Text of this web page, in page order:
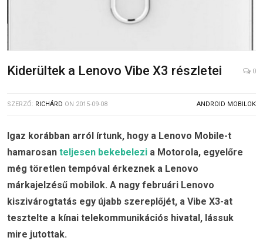
Kiderültek a Lenovo Vibe X3 részletei 0
SZERZŐ: RICHÁRD ON 2015-09-08 ANDROID MOBILOK
Igaz korábban arról írtunk, hogy a Lenovo Mobile-t
hamarosan teljesen bekebelezi a Motorola, egyelőre
még töretlen tempóval érkeznek a Lenovo
márkajelzésű mobilok. A nagy februári Lenovo
kiszivárogtatás egy újabb szereplőjét, a Vibe X3-at
tesztelte a kínai telekommunikációs hivatal, lássuk
mire jutottak.